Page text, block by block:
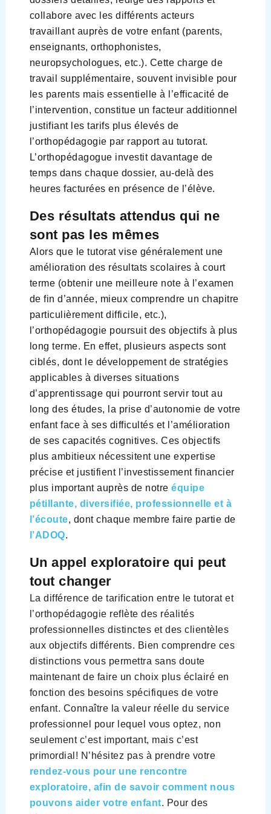
collabore avec les différents acteurs
travaillant auprès de votre enfant (parents,
enseignants, orthophonistes,
neuropsychologues, etc.). Cette charge de
travail supplémentaire, souvent invisible pour
les parents mais essentielle à l’efficacité de
l’intervention, constitue un facteur additionnel
justifiant les tarifs plus élevés de
l’orthopédagogie par rapport au tutorat.
L’orthopédagogue investit davantage de
temps dans chaque dossier, au-delà des
heures facturées en présence de l’élève.
Des résultats attendus qui ne
sont pas les mêmes
Alors que le tutorat vise généralement une
amélioration des résultats scolaires à court
terme (obtenir une meilleure note à l’examen
de fin d’année, mieux comprendre un chapitre
particulièrement difficile, etc.),
l’orthopédagogie poursuit des objectifs à plus
long terme. En effet, plusieurs aspects sont
ciblés, dont le développement de stratégies
applicables à diverses situations
d’apprentissage qui pourront servir tout au
long des études, la prise d’autonomie de votre
enfant face à ses difficultés et l’amélioration
de ses capacités cognitives. Ces objectifs
plus ambitieux nécessitent une expertise
précise et justifient l’investissement financier
plus important auprès de notreéquipe
pétillante, diversifiée, professionnelle et à
l’écoute, dont chaque membre faire partie de
l’ADOQ.
Un appel exploratoire qui peut
tout changer
La différence de tarification entre le tutorat et
l’orthopédagogie reflète des réalités
professionnelles distinctes et des clientèles
aux objectifs différents. Bien comprendre ces
distinctions vous permettra sans doute
maintenant de faire un choix plus éclairé en
fonction des besoins spécifiques de votre
enfant. Connaître la valeur réelle du service
professionnel pour lequel vous optez, non
seulement c’est important, mais c’est
primordial! N’hésitez pas à prendre votre
rendez-vous pour une rencontre
exploratoire, afin de savoir comment nous
pouvons aider votre enfant. Pour des